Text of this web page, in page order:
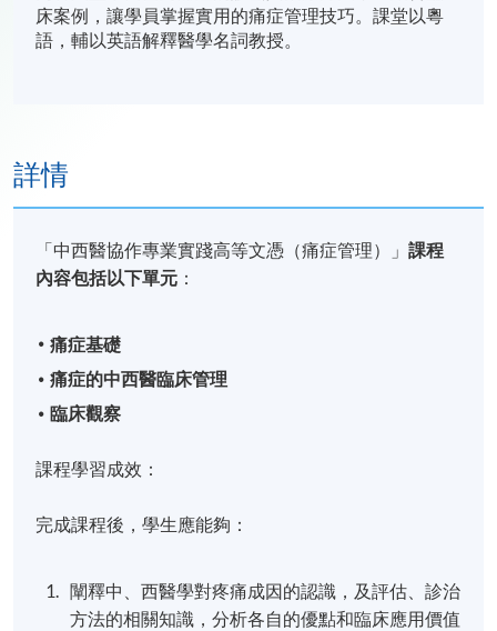
床案例，讓學員掌握實用的痛症管理技巧。課堂以粵
語，輔以英語解釋醫學名詞教授。
詳情
「中西醫協作專業實踐高等文憑（痛症管理）」課程
內容包括以下單元 ：
痛症基礎
痛症的中西醫臨床管理
臨床觀察
課程學習成效：
完成課程後，學生應能夠：
闡釋中、西醫學對疼痛成因的認識，及評估、診治
方法的相關知識，分析各自的優點和臨床應用價值